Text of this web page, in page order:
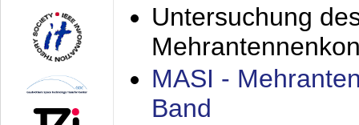
Untersuchung
MASI -
Band